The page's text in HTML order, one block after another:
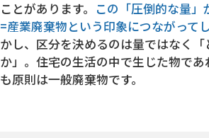
ことがあります。 この「圧倒的な量」
=産業廃棄物という印象につながって
かし、区分を決めるのは量ではなく「
か」。住宅の生活の中で生じた物であ
も原則は一般廃棄物です。